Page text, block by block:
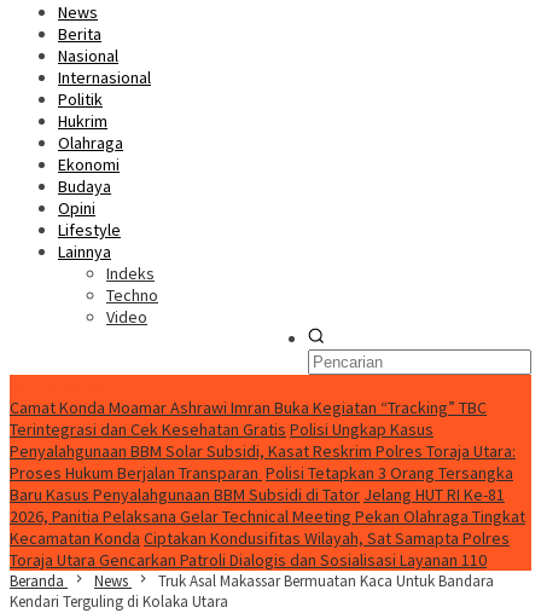
News
Berita
Nasional
Internasional
Politik
Hukrim
Olahraga
Ekonomi
Budaya
Opini
Lifestyle
Lainnya
Indeks
Techno
Video
Camat Konda Moamar Ashrawi Imran Buka Kegiatan “Tracking” TBC
Terintegrasi dan Cek Kesehatan Gratis Polisi Ungkap Kasus
Penyalahgunaan BBM Solar Subsidi, Kasat Reskrim Polres Toraja Utara:
Proses Hukum Berjalan Transparan Polisi Tetapkan 3 Orang Tersangka
Baru Kasus Penyalahgunaan BBM Subsidi di Tator Jelang HUT RI Ke-81
2026, Panitia Pelaksana Gelar Technical Meeting Pekan Olahraga Tingkat
Kecamatan Konda Ciptakan Kondusifitas Wilayah, Sat Samapta Polres
Toraja Utara Gencarkan Patroli Dialogis dan Sosialisasi Layanan 110
Beranda News
Truk Asal Makassar Bermuatan Kaca Untuk Bandara
Kendari Terguling di Kolaka Utara